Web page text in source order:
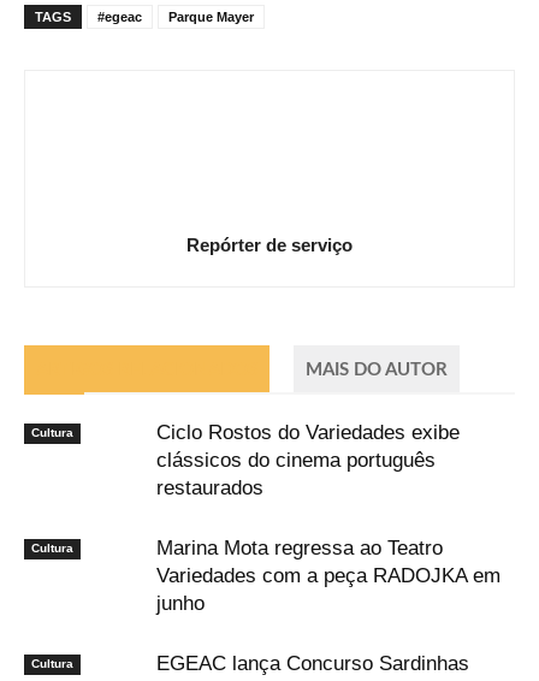
TAGS #egeac Parque Mayer
Repórter de serviço
MAIS DO AUTOR
Cultura
Ciclo Rostos do Variedades exibe
clássicos do cinema português
restaurados
Cultura
Marina Mota regressa ao Teatro
Variedades com a peça RADOJKA em
junho
Cultura
EGEAC lança Concurso Sardinhas